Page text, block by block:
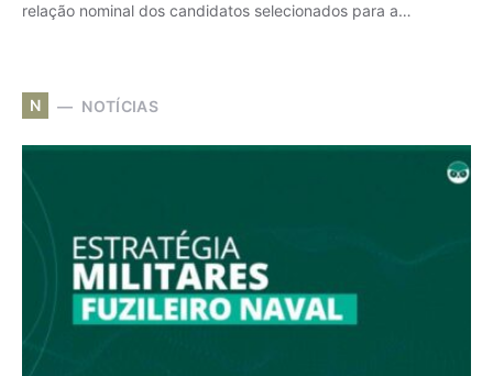
relação nominal dos candidatos selecionados para a…
N NOTÍCIAS